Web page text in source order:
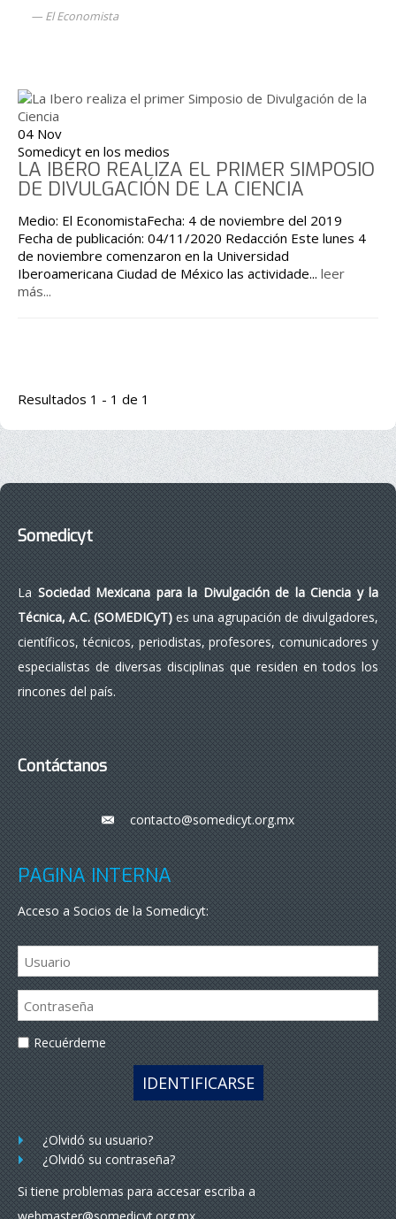
El Economista
04 Nov
Somedicyt en los medios
LA IBERO REALIZA EL PRIMER SIMPOSIO
DE DIVULGACIÓN DE LA CIENCIA
Medio: El EconomistaFecha: 4 de noviembre del 2019
Fecha de publicación: 04/11/2020 Redacción Este lunes 4
de noviembre comenzaron en la Universidad
Iberoamericana Ciudad de México las actividade... leer
más...
Resultados 1 - 1 de 1
Somedicyt
LaSociedad Mexicana para la Divulgación de la Ciencia y la
Técnica, A.C. (SOMEDICyT)es una agrupación de divulgadores,
científicos, técnicos, periodistas, profesores, comunicadores y
especialistas de diversas disciplinas que residen en todos los
rincones del país.
Contáctanos
___contacto@somedicyt.org.mx
PÁGINA INTERNA
Acceso a Socios de la Somedicyt:
Recuérdeme
IDENTIFICARSE
¿Olvidó su usuario?
¿Olvidó su contraseña?
Si tiene problemas para accesar escriba a